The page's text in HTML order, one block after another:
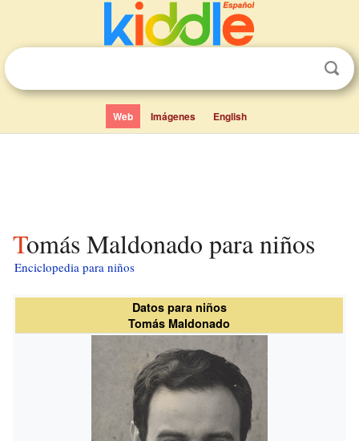
Web Imágenes English
Tomás Maldonado para niños
Enciclopedia para niños
Datos para niños
Tomás Maldonado